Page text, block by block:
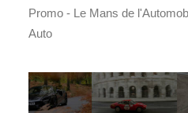
Promo - Le Mans de
Auto